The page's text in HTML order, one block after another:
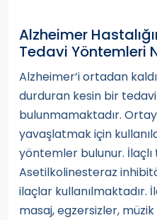
Alzheimer
Tedavi Yöntemleri
Alzheimer’i ortadan
durduran kesin bir
bulunmamaktadır.
yavaşlatmak için
yöntemler bulunur.
Asetilkolinesteraz
ilaçlar kullanılmaktadır.
masaj, egzersizler,